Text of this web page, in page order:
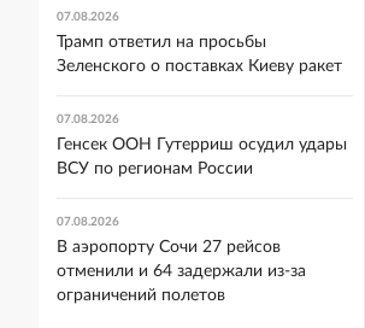
07.08.2026
Трамп ответил на просьбы
Зеленского о поставках Киеву ракет
07.08.2026
Генсек ООН Гутерриш осудил удары
ВСУ по регионам России
07.08.2026
В аэропорту Сочи 27 рейсов
отменили и 64 задержали из-за
ограничений полетов